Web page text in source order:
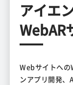
アイエ
WebAR
Webサイトへの
ンアプリ開発、